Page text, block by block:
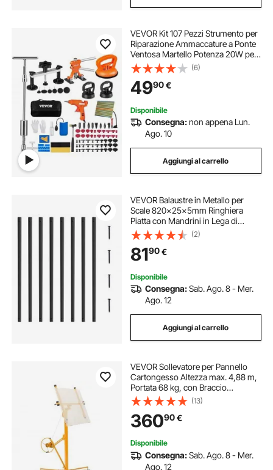
VEVOR Kit 107 Pezzi Strumento per
Riparazione Ammaccature a Ponte
Ventosa Martello Potenza 20W per
Carrozzeria Auto Veicolo da Garage
Officina Fai-da-te, Kit Estrattore a
Ponte Estrattore a Martello
(6)
4990€
Disponibile
Consegna:non appena Lun.
Ago. 10
Aggiungi al carrello
VEVOR Balaustre in Metallo per
Scale 820x25x5mm Ringhiera
Piatta con Mandrini in Lega di
Alluminio, 51 Balaustre per Ponte
con Viti, Ringhiera Classica Cava,
Verniciata a Polvere Nera Satinata
(2)
8190€
Disponibile
Consegna:Sab. Ago. 8 - Mer.
Ago. 12
Aggiungi al carrello
VEVOR Sollevatore per Pannello
Cartongesso Altezza max. 4,88 m,
Portata 68 kg, con Braccio
Telescopico Regolabile da 1,2 a 2,9
m, Ruote Bloccabili, Supporto
Sollevamento per Soffitto
(13)
36090€
Disponibile
Consegna:Sab. Ago. 8 - Mer.
Ago. 12